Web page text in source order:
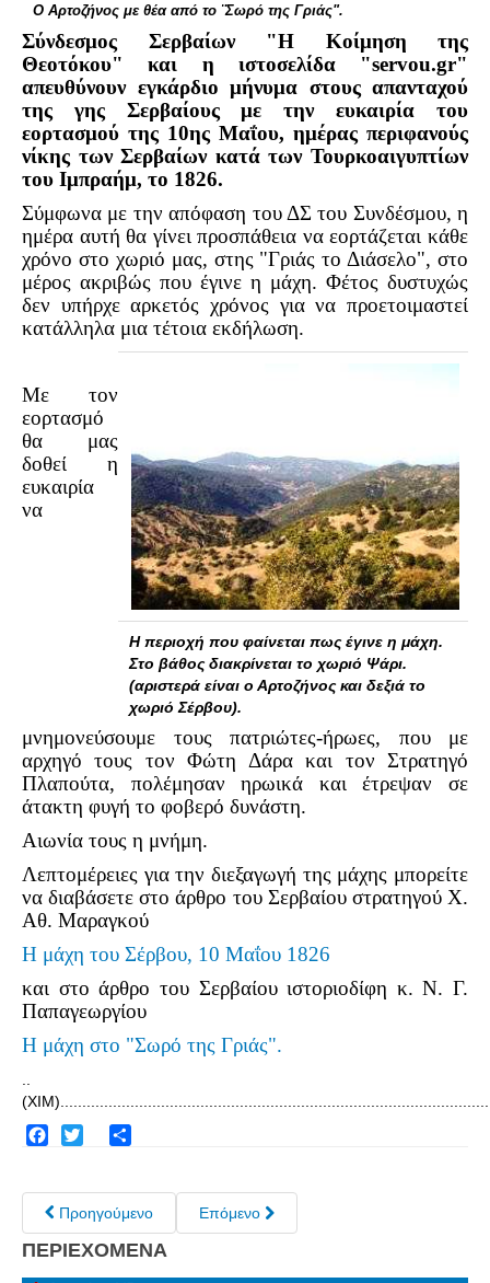
Εφημερίδα Αρτοζήνος
Ηλεκτρονική έκδοση Αρτοζήνου
Θέματα και δράσεις Συνδέσμου
Ανακοινώσεις
Η ιστοσελίδα μας
Χάρτης του Site (Sitemap)
Επικοινωνία
Τα Νέα
Τα Τελευταία Νέα
Αυτοί που έφυγαν για πάντα
Επιτυχίες - Διακρίσεις
Μηνύματα Επισκεπτών
παλιά αρχειοθετημένα
Λαογραφία
Οπτικοακουστικά
Δημοτικά Τραγούδια
Albums Φωτογραφιών
Παλιές Φωτογραφίες του 1930
Πετρόκτιστα Σπίτια - Εκκλησίες
Πανοραμικές φωτογραφίες
Σύνδεσμοι
Ο Αρτοζήνος με θέα από το ¨Σωρό της Γριάς".
Σύνδεσμος Σερβαίων "Η Κοίμηση της
Θεοτόκου" και η ιστοσελίδα "servou.gr"
απευθύνουν εγκάρδιο μήνυμα στους απανταχού
της γης Σερβαίους με την ευκαιρία του
εορτασμού της 10ης Μαΐου, ημέρας περιφανούς
νίκης των Σερβαίων κατά των Τουρκοαιγυπτίων
του Ιμπραήμ, το 1826.
Σύμφωνα με την απόφαση του ΔΣ του Συνδέσμου, η
ημέρα αυτή θα γίνει προσπάθεια να εορτάζεται κάθε
χρόνο στο χωριό μας, στης "Γριάς το Διάσελο", στο
μέρος ακριβώς που έγινε η μάχη. Φέτος δυστυχώς
δεν υπήρχε αρκετός χρόνος για να προετοιμαστεί
κατάλληλα μια τέτοια εκδήλωση.
Η περιοχή που φαίνεται πως έγινε η μάχη.
Στο βάθος διακρίνεται το χωριό Ψάρι.
(αριστερά είναι ο Αρτοζήνος και δεξιά το
χωριό Σέρβου).
Με τον
εορτασμό
θα μας
δοθεί η
ευκαιρία
να
μνημονεύσουμε τους πατριώτες-ήρωες, που με
αρχηγό τους τον Φώτη Δάρα και τον Στρατηγό
Πλαπούτα, πολέμησαν ηρωικά και έτρεψαν σε
άτακτη φυγή το φοβερό δυνάστη.
Αιωνία τους η μνήμη.
Λεπτομέρειες για την διεξαγωγή της μάχης μπορείτε
να διαβάσετε στο άρθρο του Σερβαίου στρατηγού Χ.
Αθ. Μαραγκού
Η μάχη του Σέρβου, 10 Μαΐου 1826
και στο άρθρο του Σερβαίου ιστοριοδίφη κ. Ν. Γ.
Παπαγεωργίου
Η μάχη στο "Σωρό της Γριάς".
Προηγούμενο Επόμενο
ΠΕΡΙΕΧΟΜΕΝΑ